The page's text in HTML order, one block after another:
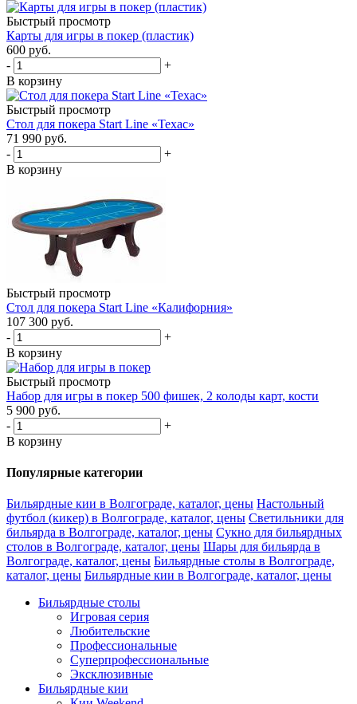
Быстрый просмотр
Карты для игры в покер (пластик)
600 руб.
-
+
В корзину
Быстрый просмотр
Стол для покера Start Line «Техас»
71 990 руб.
-
+
В корзину
Быстрый просмотр
Стол для покера Start Line «Калифорния»
107 300 руб.
-
+
В корзину
Быстрый просмотр
Набор для игры в покер 500 фишек, 2 колоды карт, кости
5 900 руб.
-
+
В корзину
Популярные категории
Бильярдные кии в Волгограде, каталог, цены Настольный
футбол (кикер) в Волгограде, каталог, цены Светильники для
бильярда в Волгограде, каталог, цены Сукно для бильярдных
столов в Волгограде, каталог, цены Шары для бильярда в
Волгограде, каталог, цены Бильярдные столы в Волгограде,
каталог, цены Бильярдные кии в Волгограде, каталог, цены
Бильярдные столы
Игровая серия
Любительские
Профессиональные
Суперпрофессиональные
Эксклюзивные
Бильярдные кии